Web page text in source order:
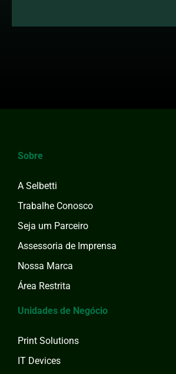
Sobre
A Selbetti
Trabalhe Conosco
Seja um Parceiro
Assessoria de Imprensa
Nossa Marca
Área Restrita
Unidades de Negócio
Print Solutions
IT Devices